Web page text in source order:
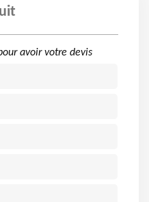
avoir votre devis